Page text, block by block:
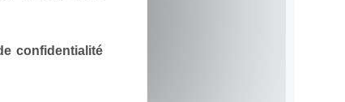
confidentialité